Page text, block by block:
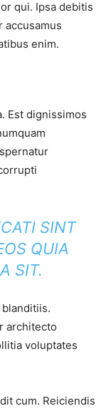
qui. Ipsa debitis
accusamus
enim.
Est dignissimos
SINT
QUIA
SIT.
architecto
voluptates
cum. Reiciendis